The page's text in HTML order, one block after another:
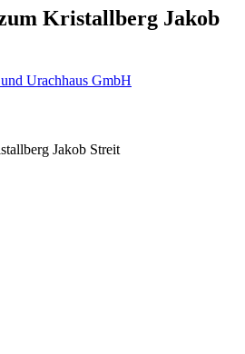
Kristallberg Jakob
Urachhaus GmbH